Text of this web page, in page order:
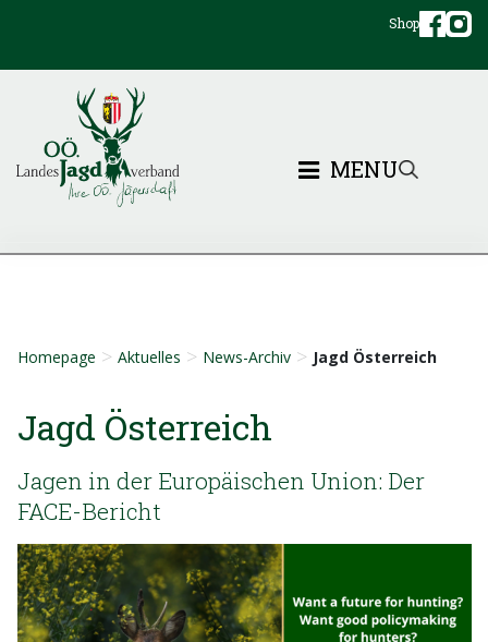
Shop
MENU
Homepage > Aktuelles > News-Archiv > Jagd Österreich
Jagd Österreich
Jagen in der Europäischen Union: Der
FACE-Bericht